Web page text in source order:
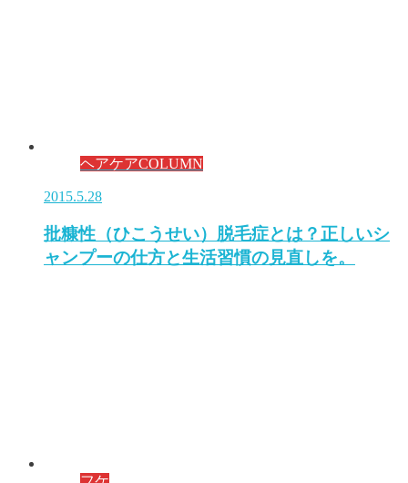
ヘアケアCOLUMN
2015.5.28
批糠性（ひこうせい）脱毛症とは？正しいシ
ャンプーの仕方と生活習慣の見直しを。